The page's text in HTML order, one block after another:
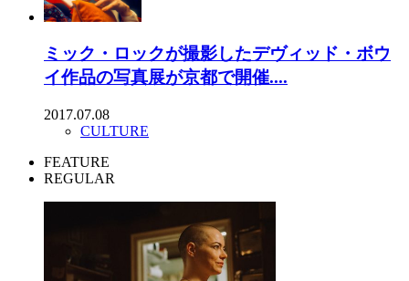
ミック・ロックが撮影したデヴィッド・ボウ
イ作品の写真展が京都で開催....
2017.07.08
CULTURE
FEATURE
REGULAR